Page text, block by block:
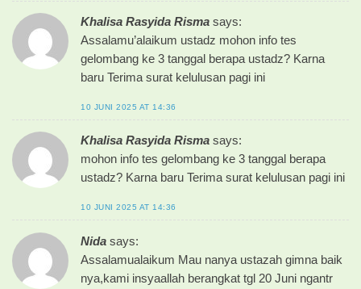
Khalisa Rasyida Risma says:
Assalamu’alaikum ustadz mohon info tes
gelombang ke 3 tanggal berapa ustadz? Karna
baru Terima surat kelulusan pagi ini
10 JUNI 2025 AT 14:36
Khalisa Rasyida Risma says:
mohon info tes gelombang ke 3 tanggal berapa
ustadz? Karna baru Terima surat kelulusan pagi ini
10 JUNI 2025 AT 14:36
Nida says:
Assalamualaikum Mau nanya ustazah gimna baik
nya,kami insyaallah berangkat tgl 20 Juni ngantr